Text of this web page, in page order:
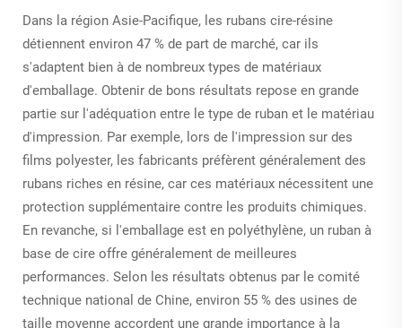
Dans la région Asie-Pacifique, les rubans cire-résine
détiennent environ 47 % de part de marché, car ils
s'adaptent bien à de nombreux types de matériaux
d'emballage. Obtenir de bons résultats repose en grande
partie sur l'adéquation entre le type de ruban et le matériau
d'impression. Par exemple, lors de l'impression sur des
films polyester, les fabricants préfèrent généralement des
rubans riches en résine, car ces matériaux nécessitent une
protection supplémentaire contre les produits chimiques.
En revanche, si l'emballage est en polyéthylène, un ruban à
base de cire offre généralement de meilleures
performances. Selon les résultats obtenus par le comité
technique national de Chine, environ 55 % des usines de
taille moyenne accordent une grande importance à la